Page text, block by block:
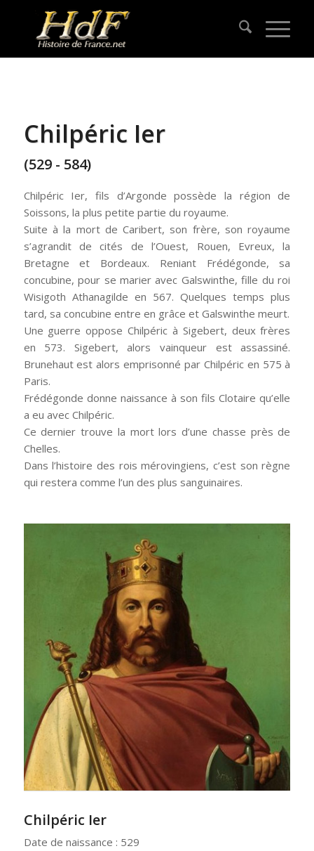
Chilpéric Ier
(529 - 584)
Chilpéric Ier, fils d’Argonde possède la région de
Soissons, la plus petite partie du royaume.
Suite à la mort de Caribert, son frère, son royaume
s’agrandit de cités de l’Ouest, Rouen, Evreux, la
Bretagne et Bordeaux. Reniant Frédégonde, sa
concubine, pour se marier avec Galswinthe, fille du roi
Wisigoth Athanagilde en 567. Quelques temps plus
tard, sa concubine entre en grâce et Galswinthe meurt.
Une guerre oppose Chilpéric à Sigebert, deux frères
en 573. Sigebert, alors vainqueur est assassiné.
Brunehaut est alors emprisonné par Chilpéric en 575 à
Paris.
Frédégonde donne naissance à son fils Clotaire qu’elle
a eu avec Chilpéric.
Ce dernier trouve la mort lors d’une chasse près de
Chelles.
Dans l’histoire des rois mérovingiens, c’est son règne
qui restera comme l’un des plus sanguinaires.
Chilpéric Ier
Date de naissance : 529